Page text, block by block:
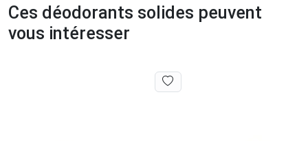
Ces déodorants solides peuvent
vous intéresser